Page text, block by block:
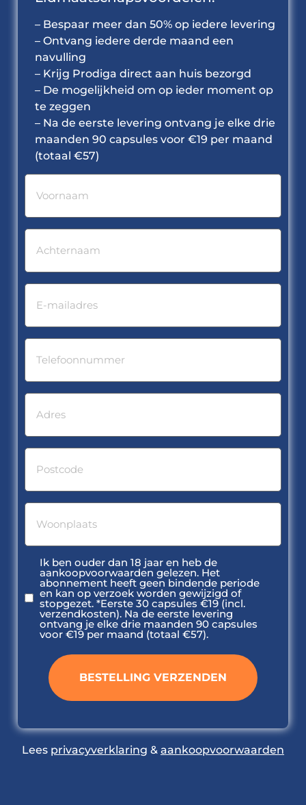
– Bespaar meer dan 50% op iedere levering
– Ontvang iedere derde maand een
navulling
– Krijg Prodiga direct aan huis bezorgd
– De mogelijkheid om op ieder moment op
te zeggen
– Na de eerste levering ontvang je elke drie
maanden 90 capsules voor €19 per maand
(totaal €57)
firstName
(Required)
lastName
(Required)
email
(Required)
phone
(Required)
address
(Required)
zip
(Required)
city
(Required)
voorwaardelijke
aanvaarding
(Required)
Ik ben ouder dan 18 jaar en heb de
aankoopvoorwaarden gelezen. Het
abonnement heeft geen bindende periode
en kan op verzoek worden gewijzigd of
stopgezet. *Eerste 30 capsules €19 (incl.
verzendkosten). Na de eerste levering
ontvang je elke drie maanden 90 capsules
voor €19 per maand (totaal €57).
Lees privacyverklaring & aankoopvoorwaarden